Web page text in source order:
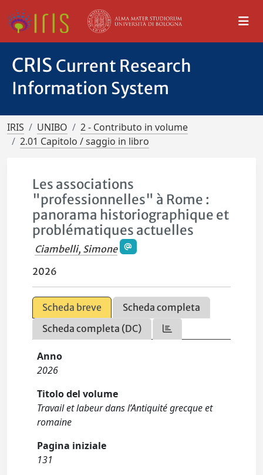
CRIS Current Research
Information System
IRIS UNIBO
2 - Contributo in volume
2.01 Capitolo / saggio in libro
Les associations
"professionnelles" à Rome :
panorama historiographique et
problématiques actuelles
Ciambelli, Simone
2026
Scheda breve
Scheda completa
Scheda completa (DC)
Anno
2026
Titolo del volume
Travail et labeur dans l’Antiquité grecque et
romaine
Pagina iniziale
131